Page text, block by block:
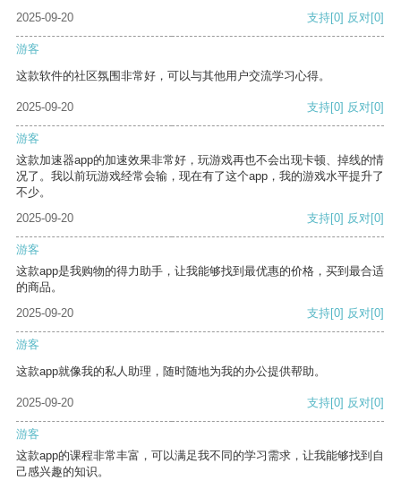
2025-09-20
支持[0] 反对[0]
游客
这款软件的社区氛围非常好，可以与其他用户交流学习心得。
2025-09-20 支持[0] 反对[0]
游客
这款加速器app的加速效果非常好，玩游戏再也不会出现卡顿、掉线的情
况了。我以前玩游戏经常会输，现在有了这个app，我的游戏水平提升了
不少。
2025-09-20
支持[0] 反对[0]
游客
这款app是我购物的得力助手，让我能够找到最优惠的价格，买到最合适
的商品。
2025-09-20
支持[0] 反对[0]
游客
这款app就像我的私人助理，随时随地为我的办公提供帮助。
2025-09-20 支持[0] 反对[0]
游客
这款app的课程非常丰富，可以满足我不同的学习需求，让我能够找到自
己感兴趣的知识。